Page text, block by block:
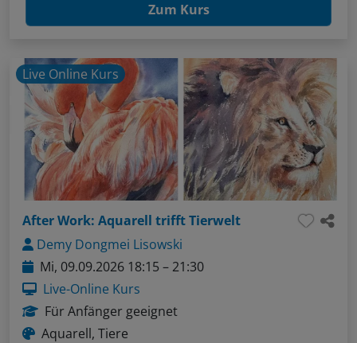
Zum Kurs
Live Online Kurs
After Work: Aquarell trifft Tierwelt
Demy Dongmei Lisowski
Mi, 09.09.2026 18:15 – 21:30
Live-Online Kurs
Für Anfänger geeignet
Aquarell, Tiere